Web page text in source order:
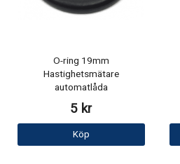
O-ring 19mm
Hastighetsmätare
automatlåda
5 kr
Köp